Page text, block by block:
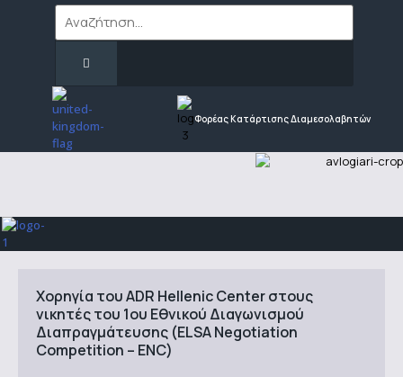
Φορέας Κατάρτισης Διαμεσολαβητών
Χορηγία του ADR Hellenic Center στους
νικητές του 1ου Εθνικού Διαγωνισμού
Διαπραγμάτευσης (ELSA Negotiation
Competition – ENC)